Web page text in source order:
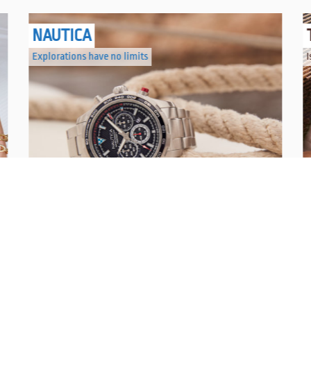
NAUTICA
Explorations have no limits